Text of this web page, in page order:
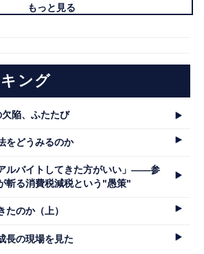
もっと見る
ング
陥、ふたたび
をどうみるのか
ルバイトしてきた方がいい」――参
斬る消費税減税という"愚策"
のか（上）
長の現場を見た